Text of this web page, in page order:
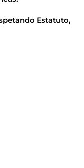
Estatuto,